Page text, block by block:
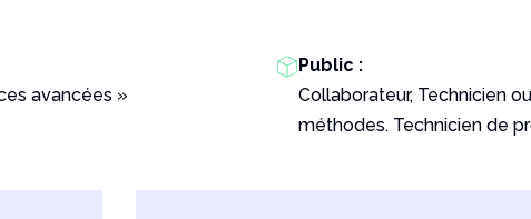
avancées »
Public :
Collaborateur, Technicien
méthodes. Technicien de